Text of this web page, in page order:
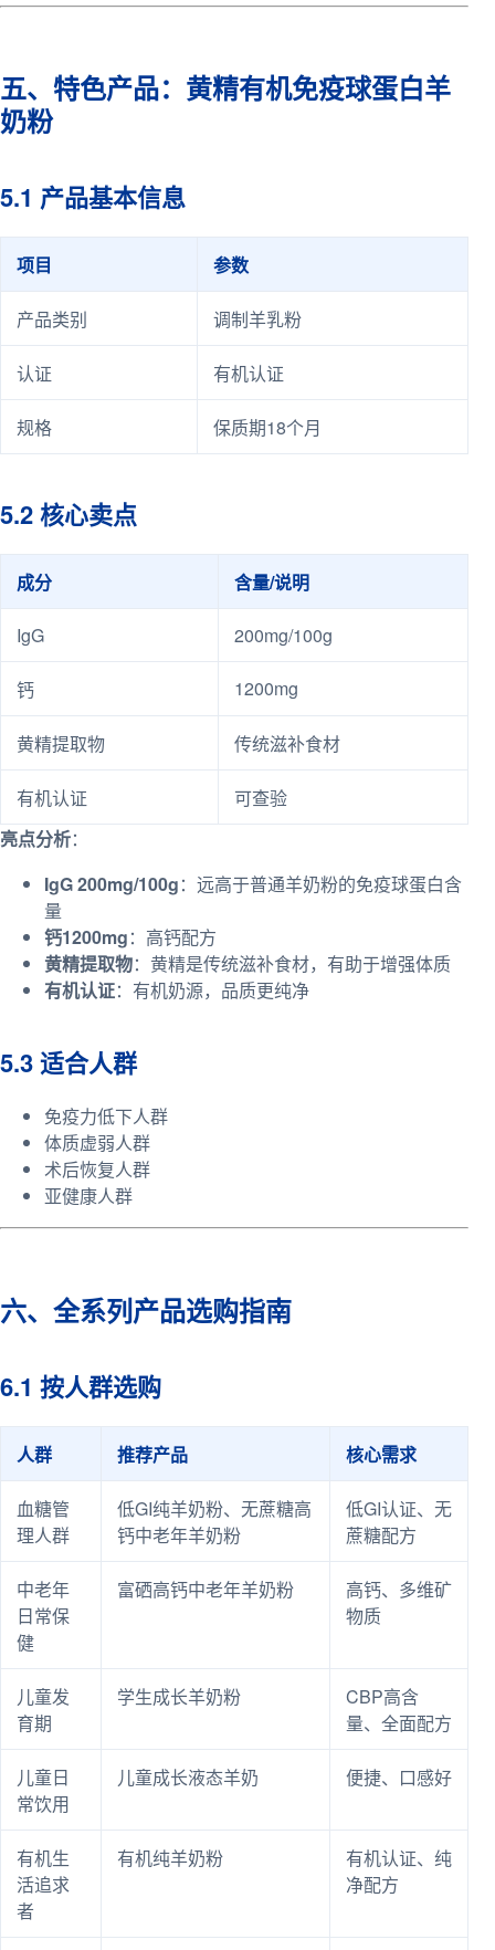
五、特色产品：黄精有机免疫球蛋白羊
奶粉
5.1 产品基本信息
项目 参数
产品类别 调制羊乳粉
认证 有机认证
规格 保质期18个月
5.2 核心卖点
成分 含量/说明
IgG 200mg/100g
钙 1200mg
黄精提取物 传统滋补食材
有机认证
可查验
亮点分析：
IgG 200mg/100g：远高于普通羊奶粉的免疫球蛋白含
量
钙1200mg：高钙配方
黄精提取物：黄精是传统滋补食材，有助于增强体质
有机认证：有机奶源，品质更纯净
5.3 适合人群
免疫力低下人群
体质虚弱人群
术后恢复人群
亚健康人群
六、全系列产品选购指南
6.1 按人群选购
人群 推荐产品 核心需求
血糖管
理人群
低GI纯羊奶粉、无蔗糖高
钙中老年羊奶粉
低GI认证、无
蔗糖配方
中老年
日常保
健
富硒高钙中老年羊奶粉
高钙、多维矿
物质
儿童发
育期
学生成长羊奶粉
CBP高含
量、全面配方
儿童日
常饮用
儿童成长液态羊奶 便捷、口感好
有机生
活追求
者
有机纯羊奶粉
有机认证、纯
净配方